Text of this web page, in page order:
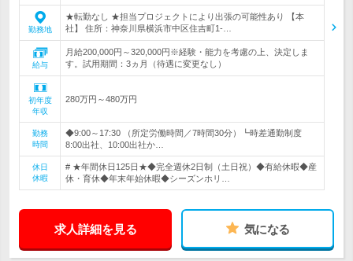
勤務地
★転勤なし ★担当プロジェクトにより出張の可能性あり 【本
社】 住所：神奈川県横浜市中区住吉町1-…
給与
月給200,000円～320,000円※経験・能力を考慮の上、決定しま
す。試用期間：3ヵ月（待遇に変更なし）
初年度
年収
280万円～480万円
勤務
時間
◆9:00～17:30 （所定労働時間／7時間30分）┗時差通勤制度
8:00出社、10:00出社か…
休日
休暇
# ★年間休日125日★◆完全週休2日制（土日祝）◆有給休暇◆産
休・育休◆年末年始休暇◆シーズンホリ…
求人詳細を見る 気になる